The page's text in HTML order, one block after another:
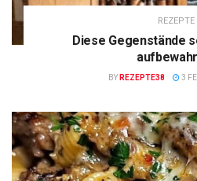
REZEPTE
Diese Gegenstände
BY REZEPTE38 3